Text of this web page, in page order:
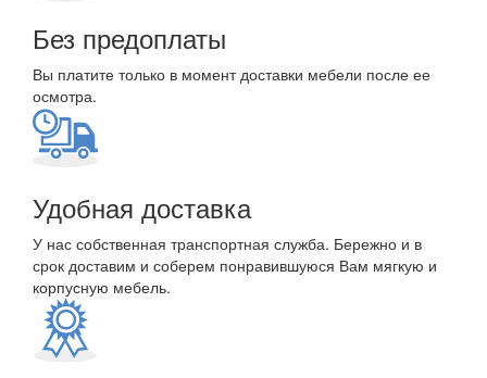
Без предоплаты
Вы платите только в момент доставки мебели после ее
осмотра.
Удобная доставка
У нас собственная транспортная служба. Бережно и в
срок доставим и соберем понравившуюся Вам мягкую и
корпусную мебель.